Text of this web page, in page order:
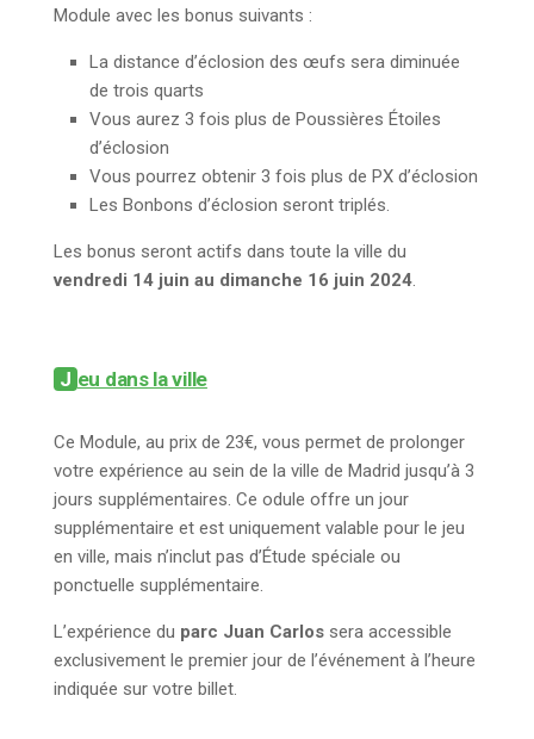
Module avec les bonus suivants :
La distance d’éclosion des œufs sera diminuée
de trois quarts
Vous aurez 3 fois plus de Poussières Étoiles
d’éclosion
Vous pourrez obtenir 3 fois plus de PX d’éclosion
Les Bonbons d’éclosion seront triplés.
Les bonus seront actifs dans toute la ville du
vendredi 14 juin au dimanche 16 juin 2024.
Jeu dans la ville
Ce Module, au prix de 23€, vous permet de prolonger
votre expérience au sein de la ville de Madrid jusqu’à 3
jours supplémentaires. Ce odule offre un jour
supplémentaire et est uniquement valable pour le jeu
en ville, mais n’inclut pas d’Étude spéciale ou
ponctuelle supplémentaire.
L’expérience du parc Juan Carlos sera accessible
exclusivement le premier jour de l’événement à l’heure
indiquée sur votre billet.